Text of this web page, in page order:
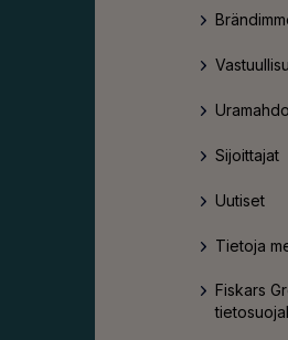
Sijoittajat
Uutiset
Tietoja
Fiskars